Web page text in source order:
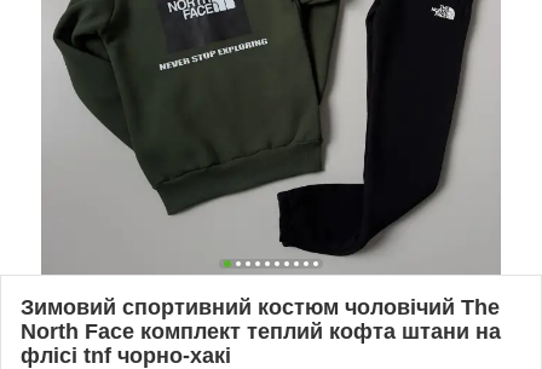
Зимовий спортивний костюм чоловічий The
North Face комплект теплий кофта штани на
флісі tnf чорно-хакі